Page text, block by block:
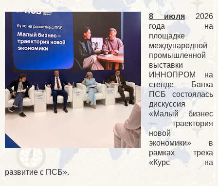
8 июля2026
года на
площадке
международной
промышленной
выставки
ИННОПРОМ на
стенде Банка
ПСБ состоялась
дискуссия
«Малый бизнес
— траектория
новой
экономики» в
рамках трека
«Курс на
развитие с ПСБ».